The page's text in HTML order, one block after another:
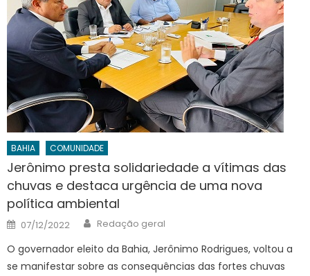
BAHIA COMUNIDADE
Jerônimo presta solidariedade a vítimas das
chuvas e destaca urgência de uma nova
política ambiental
Posted
on
07/12/2022 Author
Redação geral
O governador eleito da Bahia, Jerônimo Rodrigues, voltou a
se manifestar sobre as consequências das fortes chuvas